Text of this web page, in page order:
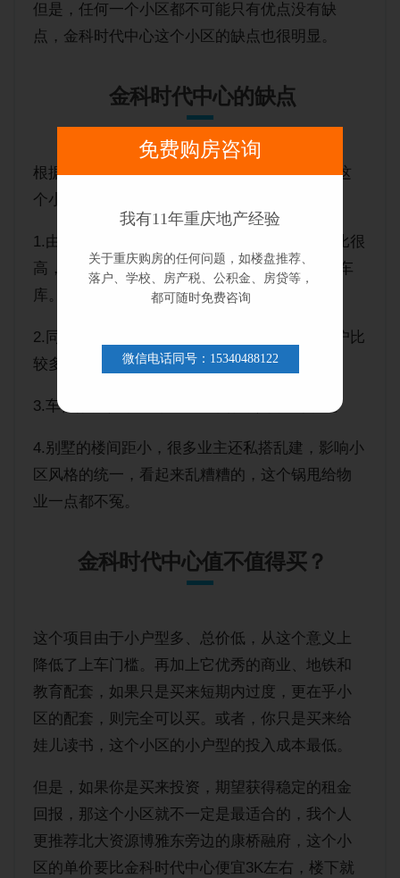
但是，任何一个小区都不可能只有优点没有缺
点，金科时代中心这个小区的缺点也很明显。
金科时代中心的缺点
根据我带客户看房的经验，以及客户的反馈，这
个小区的优点大概有如下几个：
1.由于1栋和2栋高层以小户型居多，导致梯户比很
高，达到了4梯18户，而且1栋电梯还不能直达车
库。
2.同样因为1、2栋的小户型多的原因，导致租户比
较多，小区的人员情况相对比较复杂。
3.车位配比低，只有1：0.5，停车是个大问题。
4.别墅的楼间距小，很多业主还私搭乱建，影响小
区风格的统一，看起来乱糟糟的，这个锅甩给物
业一点都不冤。
金科时代中心值不值得买？
这个项目由于小户型多、总价低，从这个意义上
降低了上车门槛。再加上它优秀的商业、地铁和
教育配套，如果只是买来短期内过度，更在乎小
区的配套，则完全可以买。或者，你只是买来给
娃儿读书，这个小区的小户型的投入成本最低。
但是，如果你是买来投资，期望获得稳定的租金
回报，那这个小区就不一定是最适合的，我个人
更推荐北大资源博雅东旁边的康桥融府，这个小
区的单价要比金科时代中心便宜3K左右，楼下就
免费购房咨询
我有11年重庆地产经验
关于重庆购房的任何问题，如楼盘推荐、
落户、学校、房产税、公积金、房贷等，
都可随时免费咨询
微信电话同号：15340488122